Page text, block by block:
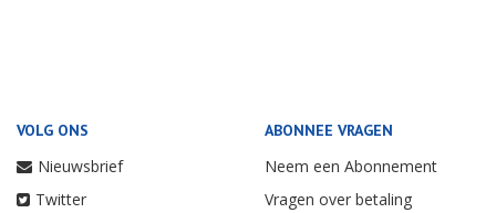
VOLG ONS
Nieuwsbrief
Twitter
ABONNEE VRAGEN
Neem een Abonnement
Vragen over betaling